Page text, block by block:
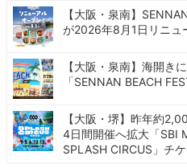
【大阪・泉南】
が2026年8月1日リニュ
【大阪・泉南】海開き
「SENNAN BEACH
【大阪・堺】昨年約
4日間開催へ拡大「SBI
SPLASH CIRCUS」チ